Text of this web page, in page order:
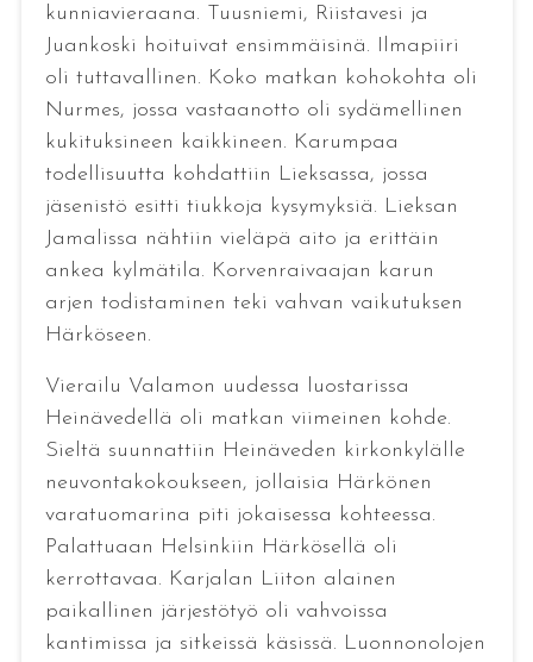
kunniavieraana. Tuusniemi, Riistavesi ja
Juankoski hoituivat ensimmäisinä. Ilmapiiri
oli tuttavallinen. Koko matkan kohokohta oli
Nurmes, jossa vastaanotto oli sydämellinen
kukituksineen kaikkineen. Karumpaa
todellisuutta kohdattiin Lieksassa, jossa
jäsenistö esitti tiukkoja kysymyksiä. Lieksan
Jamalissa nähtiin vieläpä aito ja erittäin
ankea kylmätila. Korvenraivaajan karun
arjen todistaminen teki vahvan vaikutuksen
Härköseen.
Vierailu Valamon uudessa luostarissa
Heinävedellä oli matkan viimeinen kohde.
Sieltä suunnattiin Heinäveden kirkonkylälle
neuvontakokoukseen, jollaisia Härkönen
varatuomarina piti jokaisessa kohteessa.
Palattuaan Helsinkiin Härkösellä oli
kerrottavaa. Karjalan Liiton alainen
paikallinen järjestötyö oli vahvoissa
kantimissa ja sitkeissä käsissä. Luonnonolojen